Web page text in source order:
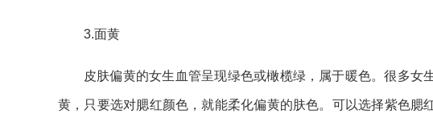
3.面黄
皮肤偏黄的女生血管呈现绿色或橄榄绿，属于暖色。很多女
黄，只要选对腮红颜色，就能柔化偏黄的肤色。可以选择紫色腮